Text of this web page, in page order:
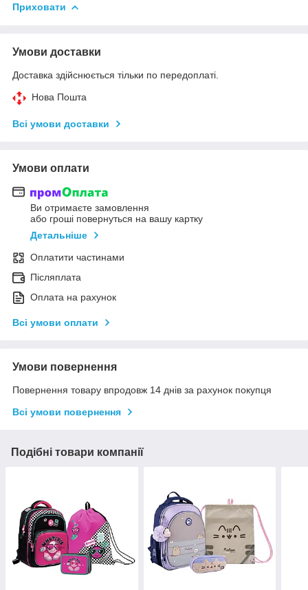
Приховати
Умови доставки
Доставка здійснюється тільки по передоплаті.
Нова Пошта
Всі умови доставки
Умови оплати
Ви отримаєте замовлення
або гроші повернуться на вашу картку
Детальніше
Оплатити частинами
Післяплата
Оплата на рахунок
Всі умови оплати
Умови повернення
Повернення товару впродовж 14 днів за рахунок покупця
Всі умови повернення
Подібні товари компанії